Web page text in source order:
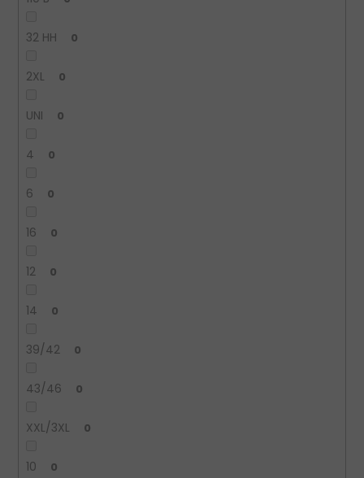
32 HH 0
2XL 0
UNI 0
4 0
6 0
16 0
12 0
14 0
39/42 0
43/46 0
XXL/3XL 0
10 0